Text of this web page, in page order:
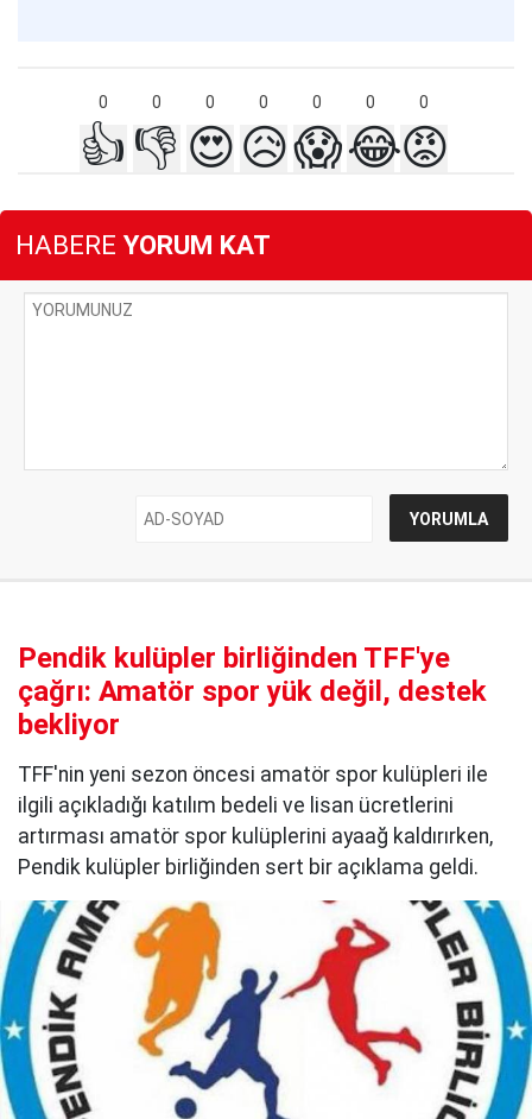
0 0 0 0 0 0 0
👍 👎 😍😥😱😂😡
HABERE YORUM KAT
Pendik kulüpler birliğinden TFF'ye
çağrı: Amatör spor yük değil, destek
bekliyor
TFF'nin yeni sezon öncesi amatör spor kulüpleri ile
ilgili açıkladığı katılım bedeli ve lisan ücretlerini
artırması amatör spor kulüplerini ayaağ kaldırırken,
Pendik kulüpler birliğinden sert bir açıklama geldi.